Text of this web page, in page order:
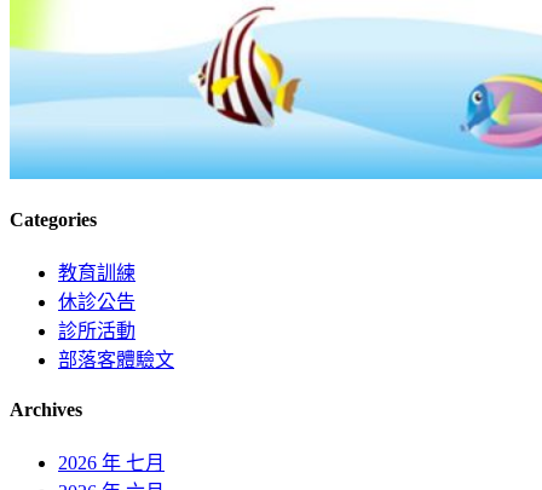
Categories
教育訓練
休診公告
診所活動
部落客體驗文
Archives
2026 年 七月